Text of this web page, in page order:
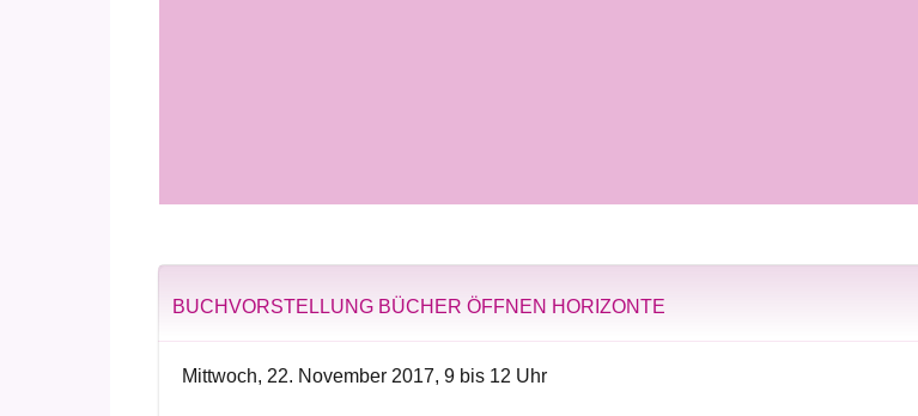
BUCHVORSTELLUNG BÜCHER ÖFFNEN HORIZONTE
Mittwoch, 22. November 2017, 9 bis 12 Uhr